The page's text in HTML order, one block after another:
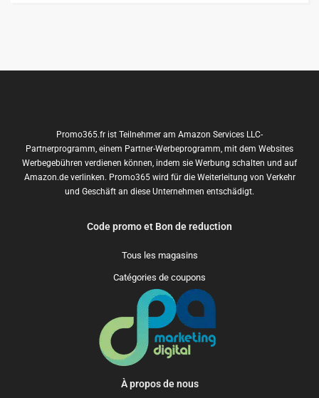
Promo365.fr ist Teilnehmer am Amazon Services LLC-
Partnerprogramm, einem Partner-Werbeprogramm, mit dem Websites
Werbegebühren verdienen können, indem sie Werbung schalten und auf
Amazon.de verlinken. Promo365 wird für die Weiterleitung von Verkehr
und Geschäft an diese Unternehmen entschädigt.
Code promo et Bon de reduction
Tous les magasins
Catégories de coupons
À propos de nous